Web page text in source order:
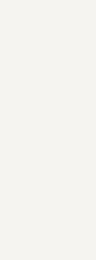
。 状態は問題な
。 ありがとうご
れる中山さんに
したが、これから
ですが、とても
説明して下さっ